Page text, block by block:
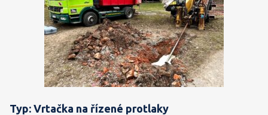
Typ: Vrtačka na řízené protlaky